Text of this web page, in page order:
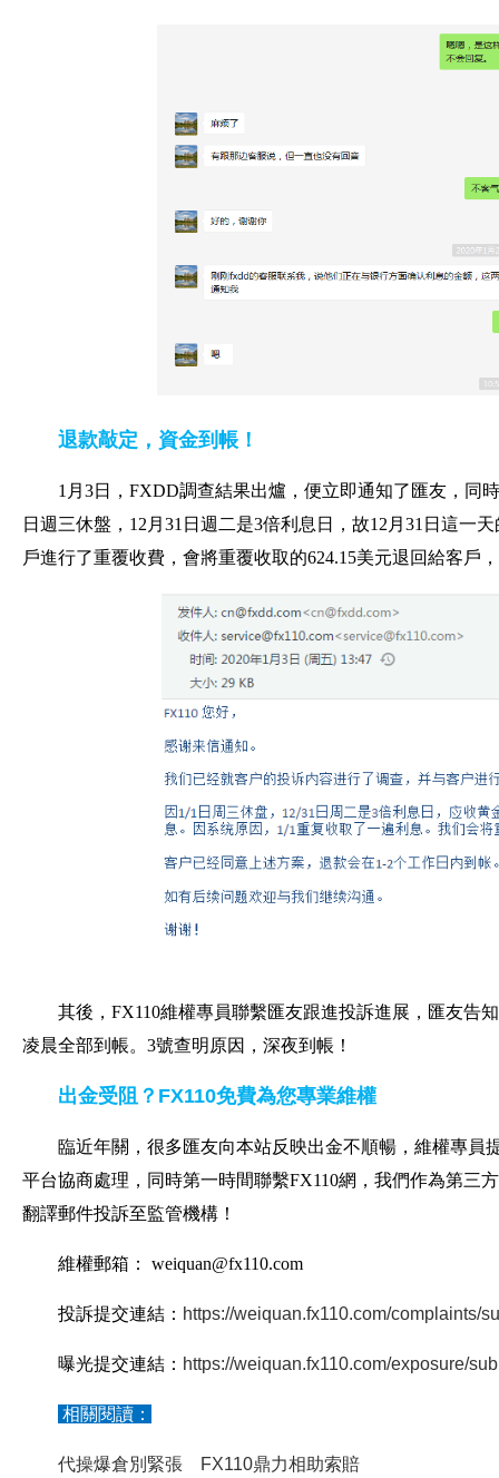
退款敲定，資金到帳！
1月3日，FXDD調查結果出爐，便立即通知了匯友，同
日週三休盤，12月31日週二是3倍利息日，故12月31日這一
戶進行了重覆收費，會將重覆收取的624.15美元退回給客戶
其後，FX110維權專員聯繫匯友跟進投訴進展，匯友告
凌晨全部到帳。3號查明原因，深夜到帳！
出金受阻？FX110免費為您專業維權
臨近年關，很多匯友向本站反映出金不順暢，維權專
平台協商處理，同時第一時間聯繫FX110網，我們作為第三
翻譯郵件投訴至監管機構！
維權郵箱： weiquan@fx110.com
投訴提交連結： https://weiquan.fx110.com/complaints/
曝光提交連結： https://weiquan.fx110.com/exposure/
相關閱讀：
代操爆倉別緊張 FX110鼎力相助索賠